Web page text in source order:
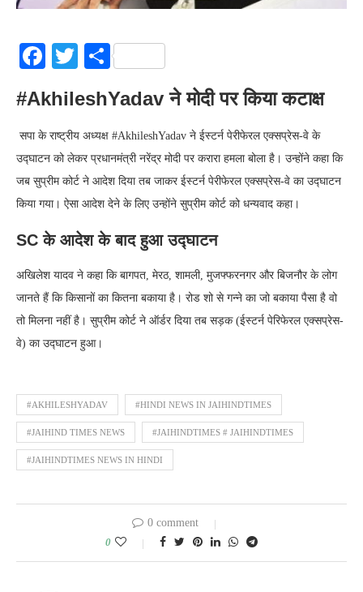
Facebook
Twitter
Share
#AkhileshYadav ने मोदी पर किया कटाक्ष
सपा के राष्ट्रीय अध्यक्ष #AkhileshYadav ने ईस्‍टर्न पेरीफेरल एक्‍सप्रेस-वे के
उद्घाटन को लेकर प्रधानमंत्री नरेंद्र मोदी पर करारा हमला बोला है। उन्होंने कहा कि
जब सुप्रीम कोर्ट ने आदेश दिया तब जाकर ईस्‍टर्न पेरीफेरल एक्‍सप्रेस-वे का उद्घाटन
किया गया। ऐसा आदेश देने के लिए उन्‍होंने सुप्रीम कोर्ट को धन्‍यवाद कहा।
SC के आदेश के बाद हुआ उद्घाटन
अखिलेश यादव ने कहा कि बागपत, मेरठ, शामली, मुजफ्फरनगर और बिजनौर के लोग
जानते हैं कि किसानों का कितना बकाया है। रोड शो से गन्ने का जो बकाया पैसा है वो
तो मिलना नहीं है। सुप्रीम कोर्ट ने ऑर्डर दिया तब सड़क (ईस्टर्न पेरिफेरल एक्सप्रेस-
वे) का उद्घाटन हुआ।
#AKHILESHYADAV #HINDI NEWS IN JAIHINDTIMES
#JAIHIND TIMES NEWS #JAIHINDTIMES # JAIHINDTIMES
#JAIHINDTIMES NEWS IN HINDI
0 comment
0